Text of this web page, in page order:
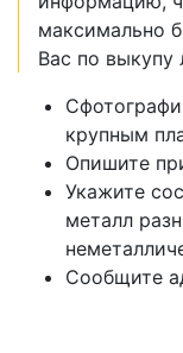
максимально
Вас по выкупу
крупным
Опишите
Укажите
металл
Сообщите